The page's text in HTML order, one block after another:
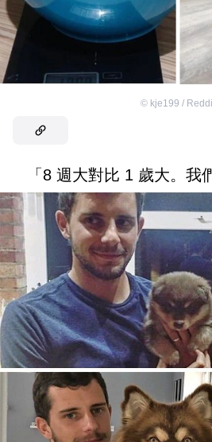
© kje199 /
「8 週大對比 1 歲大。我